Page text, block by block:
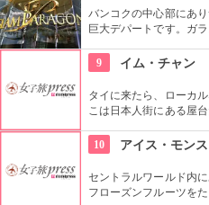
クハーバルボールでの
化するタイ古式マッサ
ようなユニークな素材
す。人目を気にしなく
も気軽に受けられるフ
バンコクの中心部にあ
巨大デパートです。ガ
プが並んでいて、映画
できます。グランドフ
9 イム・チャン
タイに来たら、ローカ
こは日本人街にある屋
10
アイス・モン
セントラルワールド内
フローズンフルーツを